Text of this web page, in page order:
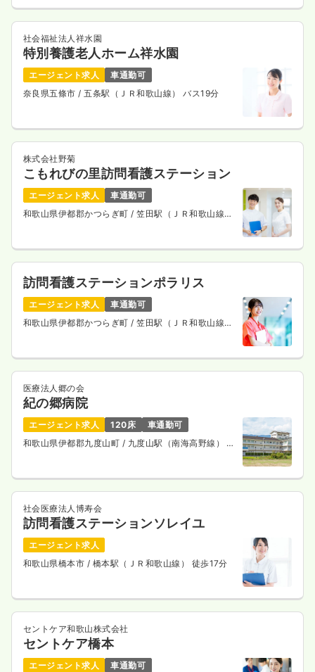
社会福祉法人祥水園
特別養護老人ホーム祥水園
エージェント求人
車通勤可
奈良県五條市 / 五条駅（ＪＲ和歌山線） バス19分
株式会社野菊
こもれびの里訪問看護ステーション
エージェント求人
車通勤可
和歌山県伊都郡かつらぎ町 / 笠田駅（ＪＲ和歌山線）
訪問看護ステーションポラリス
エージェント求人
車通勤可
和歌山県伊都郡かつらぎ町 / 笠田駅（ＪＲ和歌山線）
医療法人郷の会
紀の郷病院
エージェント求人 120床
車通勤可
和歌山県伊都郡九度山町 / 九度山駅（南海高野線） 徒
社会医療法人博寿会
訪問看護ステーションソレイユ
エージェント求人
和歌山県橋本市 / 橋本駅（ＪＲ和歌山線） 徒歩17分
セントケア和歌山株式会社
セントケア橋本
エージェント求人 車通勤可